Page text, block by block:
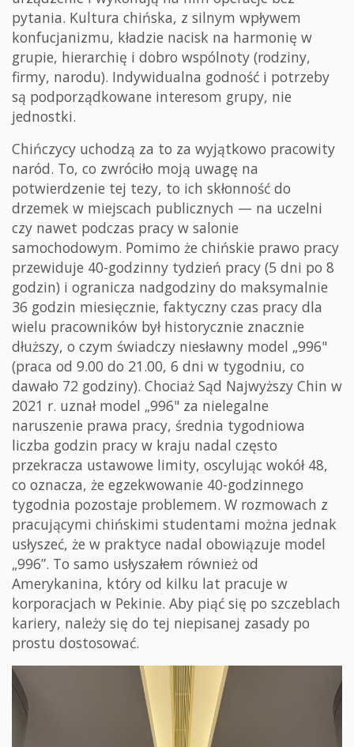
pytania. Kultura chińska, z silnym wpływem
konfucjanizmu, kładzie nacisk na harmonię w
grupie, hierarchię i dobro wspólnoty (rodziny,
firmy, narodu). Indywidualna godność i potrzeby
są podporządkowane interesom grupy, nie
jednostki.
Chińczycy uchodzą za to za wyjątkowo pracowity
naród. To, co zwróciło moją uwagę na
potwierdzenie tej tezy, to ich skłonność do
drzemek w miejscach publicznych — na uczelni
czy nawet podczas pracy w salonie
samochodowym. Pomimo że chińskie prawo pracy
przewiduje 40-godzinny tydzień pracy (5 dni po 8
godzin) i ogranicza nadgodziny do maksymalnie
36 godzin miesięcznie, faktyczny czas pracy dla
wielu pracowników był historycznie znacznie
dłuższy, o czym świadczy niesławny model „996"
(praca od 9.00 do 21.00, 6 dni w tygodniu, co
dawało 72 godziny). Chociaż Sąd Najwyższy Chin w
2021 r. uznał model „996" za nielegalne
naruszenie prawa pracy, średnia tygodniowa
liczba godzin pracy w kraju nadal często
przekracza ustawowe limity, oscylując wokół 48,
co oznacza, że egzekwowanie 40-godzinnego
tygodnia pozostaje problemem. W rozmowach z
pracującymi chińskimi studentami można jednak
usłyszeć, że w praktyce nadal obowiązuje model
„996”. To samo usłyszałem również od
Amerykanina, który od kilku lat pracuje w
korporacjach w Pekinie. Aby piąć się po szczeblach
kariery, należy się do tej niepisanej zasady po
prostu dostosować.